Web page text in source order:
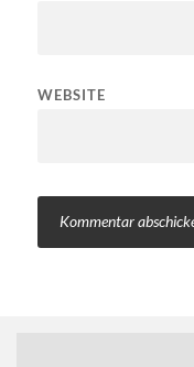
WEBSITE